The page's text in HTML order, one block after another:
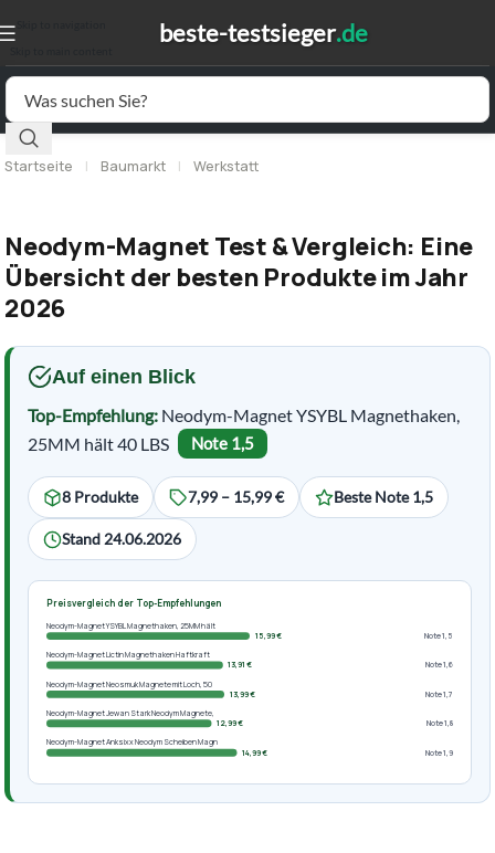
Startseite | Baumarkt | Werkstatt
Neodym-Magnet Test & Vergleich: Eine
Übersicht der besten Produkte im Jahr
2026
Auf einen Blick
Top-Empfehlung: Neodym-Magnet YSYBL Magnethaken,
25MM hält 40 LBS
Note 1,5
8 Produkte 7,99 – 15,99 € Beste Note 1,5
Stand 24.06.2026
Preisvergleich der Top-Empfehlungen
Neodym-Magnet YSYBL Magnethaken, 25MM hält
15,99 €
Note 1,5
Neodym-Magnet Lictin Magnethaken Haftkraft
13,91 €
Note 1,6
Neodym-Magnet Neosmuk Magnete mit Loch, 50
13,99 €
Note 1,7
Neodym-Magnet Jewan Stark Neodym Magnete,
12,99 €
Note 1,8
Neodym-Magnet Anksixx Neodym Scheiben Magn
14,99 €
Note 1,9